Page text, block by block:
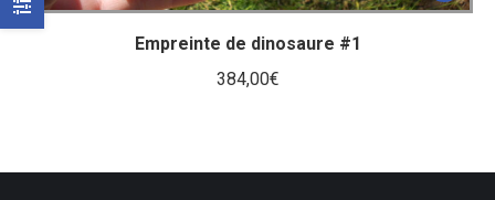
Empreinte de dinosaure #1
384,00€